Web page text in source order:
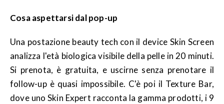
Cosa aspettarsi dal pop-up
Una postazione beauty tech con il device Skin Screen
analizza l'età biologica visibile della pelle in 20 minuti.
Si prenota, è gratuita, e uscirne senza prenotare il
follow-up è quasi impossibile. C'è poi il Texture Bar,
dove uno Skin Expert racconta la gamma prodotti, i 9